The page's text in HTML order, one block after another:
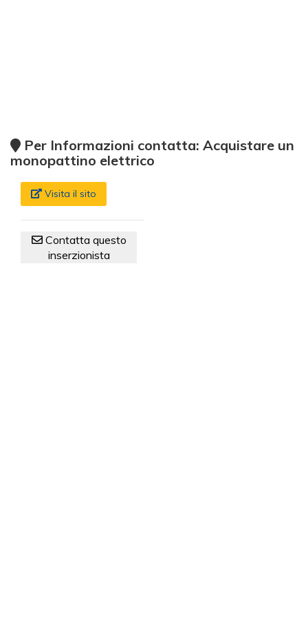
Per Informazioni contatta: Acquistare un
monopattino elettrico
Visita il sito
Contatta questo
inserzionista